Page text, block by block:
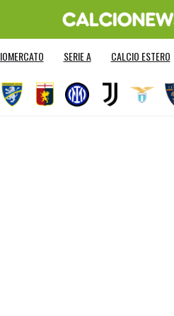
SERIE A CALCIO ESTERO